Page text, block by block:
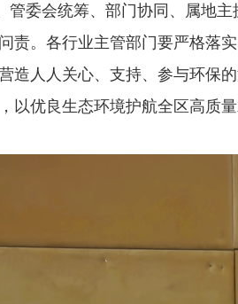
管委会统筹、部门协同、属地
责。各行业主管部门要严格落
造人人关心、支持、参与环保
以优良生态环境护航全区高质